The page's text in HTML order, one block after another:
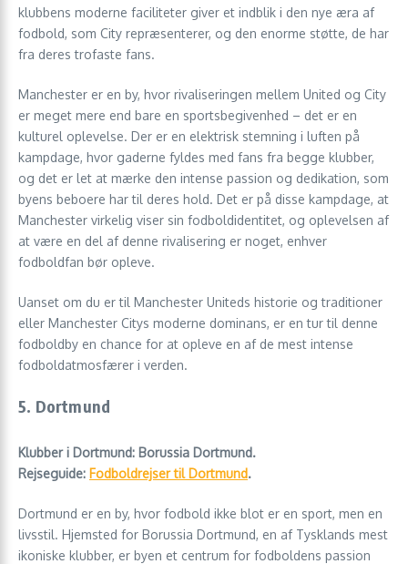
klubbens moderne faciliteter giver et indblik i den nye æra af
fodbold, som City repræsenterer, og den enorme støtte, de har
fra deres trofaste fans.
Manchester er en by, hvor rivaliseringen mellem United og City
er meget mere end bare en sportsbegivenhed – det er en
kulturel oplevelse. Der er en elektrisk stemning i luften på
kampdage, hvor gaderne fyldes med fans fra begge klubber,
og det er let at mærke den intense passion og dedikation, som
byens beboere har til deres hold. Det er på disse kampdage, at
Manchester virkelig viser sin fodboldidentitet, og oplevelsen af
at være en del af denne rivalisering er noget, enhver
fodboldfan bør opleve.
Uanset om du er til Manchester Uniteds historie og traditioner
eller Manchester Citys moderne dominans, er en tur til denne
fodboldby en chance for at opleve en af de mest intense
fodboldatmosfærer i verden.
5. Dortmund
Klubber i Dortmund: Borussia Dortmund.
Rejseguide: Fodboldrejser til Dortmund.
Dortmund er en by, hvor fodbold ikke blot er en sport, men en
livsstil. Hjemsted for Borussia Dortmund, en af Tysklands mest
ikoniske klubber, er byen et centrum for fodboldens passion